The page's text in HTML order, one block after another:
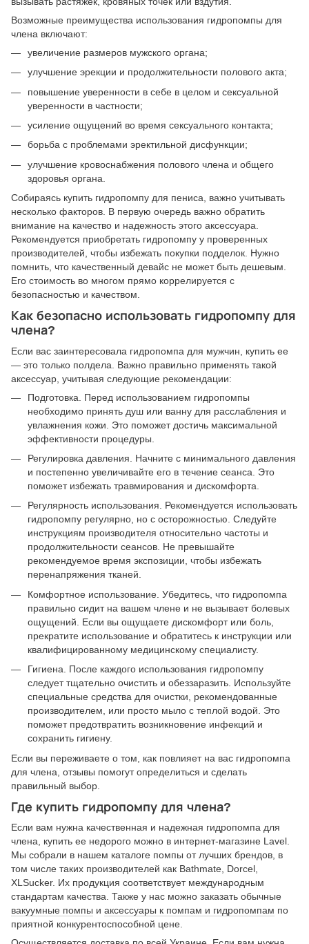
Возможные преимущества использования гидропомпы для
члена включают:
увеличение размеров мужского органа;
улучшение эрекции и продолжительности полового акта;
повышение уверенности в себе в целом и сексуальной
уверенности в частности;
усиление ощущений во время сексуального контакта;
борьба с проблемами эректильной дисфункции;
улучшение кровоснабжения полового члена и общего
здоровья органа.
Собираясь купить гидропомпу для пениса, важно учитывать
несколько факторов. В первую очередь важно обратить
внимание на качество и надежность этого аксессуара.
Рекомендуется приобретать гидропомпу у проверенных
производителей, чтобы избежать покупки подделок. Нужно
помнить, что качественный девайс не может быть дешевым.
Его стоимость во многом прямо коррелируется с
безопасностью и качеством.
Как безопасно использовать гидропомпу для
члена?
Если вас заинтересовала гидропомпа для мужчин, купить ее
— это только полдела. Важно правильно применять такой
аксессуар, учитывая следующие рекомендации:
Подготовка. Перед использованием гидропомпы
необходимо принять душ или ванну для расслабления и
увлажнения кожи. Это поможет достичь максимальной
эффективности процедуры.
Регулировка давления. Начните с минимального давления
и постепенно увеличивайте его в течение сеанса. Это
поможет избежать травмирования и дискомфорта.
Регулярность использования. Рекомендуется использовать
гидропомпу регулярно, но с осторожностью. Следуйте
инструкциям производителя относительно частоты и
продолжительности сеансов. Не превышайте
рекомендуемое время экспозиции, чтобы избежать
перенапряжения тканей.
Комфортное использование. Убедитесь, что гидропомпа
правильно сидит на вашем члене и не вызывает болевых
ощущений. Если вы ощущаете дискомфорт или боль,
прекратите использование и обратитесь к инструкции или
квалифицированному медицинскому специалисту.
Гигиена. После каждого использования гидропомпу
следует тщательно очистить и обеззаразить. Используйте
специальные средства для очистки, рекомендованные
производителем, или просто мыло с теплой водой. Это
поможет предотвратить возникновение инфекций и
сохранить гигиену.
Если вы переживаете о том, как повлияет на вас гидропомпа
для члена, отзывы помогут определиться и сделать
правильный выбор.
Где купить гидропомпу для члена?
Если вам нужна качественная и надежная гидропомпа для
члена, купить ее недорого можно в интернет-магазине Lavel.
Мы собрали в нашем каталоге помпы от лучших брендов, в
том числе таких производителей как Bathmate, Dorcel,
XLSucker. Их продукция соответствует международным
стандартам качества. Также у нас можно заказать обычные
вакуумные помпы и аксессуары к помпам и гидропомпам по
приятной конкурентоспособной цене.